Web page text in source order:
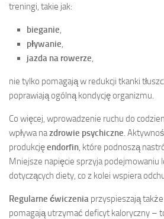
treningi, takie jak:
bieganie,
pływanie,
jazda na rowerze,
nie tylko pomagają w redukcji tkanki
poprawiają ogólną kondycję organizmu.
Co więcej, wprowadzenie ruchu do
wpływa nazdrowie psychiczne.
produkcjęendorfin, które podnoszą
Mniejsze napięcie sprzyja podejmowaniu
dotyczących diety, co z kolei wspiera
Regularne ćwiczenia przyspieszają
pomagają utrzymać deficyt kaloryczny –